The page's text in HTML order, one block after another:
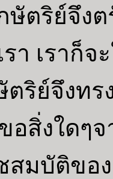
ตริย์จึงต
า เราก็จ
ริย์จึงท
สิ่งใดๆ
สมบัติของ